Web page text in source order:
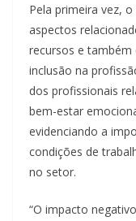
Pela primeira vez,
aspectos
recursos e também
inclusão na
dos profissionais
bem-estar
evidenciando a
condições de
no setor.
“O impacto